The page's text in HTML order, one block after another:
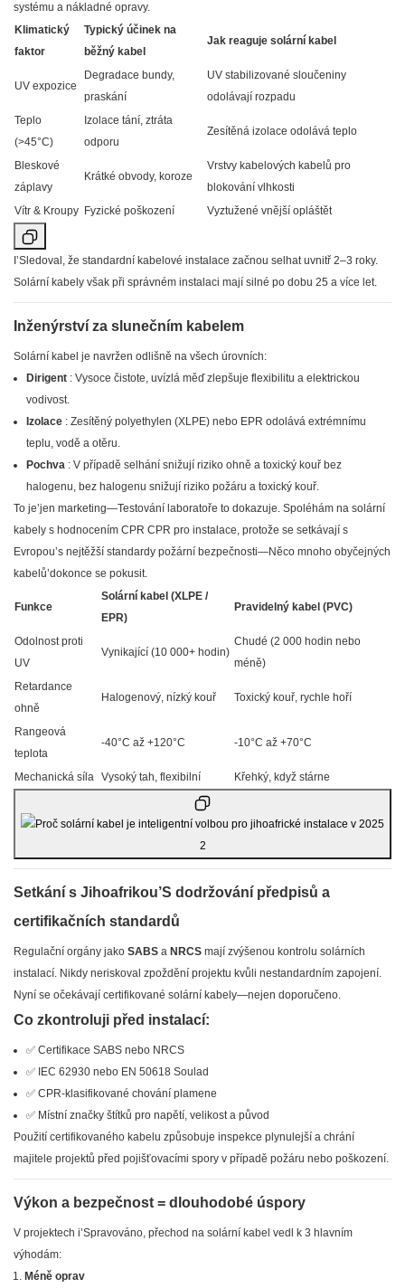
systému a nákladné opravy.
Klimatický
faktor
Typický účinek na
běžný kabel
Jak reaguje solární kabel
UV expozice
Degradace bundy,
praskání
UV stabilizované sloučeniny
odolávají rozpadu
Teplo
(>45°C)
Izolace tání, ztráta
odporu
Zesítěná izolace odolává teplo
Bleskové
záplavy
Krátké obvody, koroze
Vrstvy kabelových kabelů pro
blokování vlhkosti
Vítr & Kroupy Fyzické poškození Vyztužené vnější opláštět
I’Sledoval, že standardní kabelové instalace začnou selhat uvnitř 2–3 roky.
Solární kabely však při správném instalaci mají silné po dobu 25 a více let.
Inženýrství za slunečním kabelem
Solární kabel je navržen odlišně na všech úrovních:
Dirigent : Vysoce čistote, uvízlá měď zlepšuje flexibilitu a elektrickou
vodivost.
Izolace : Zesítěný polyethylen (XLPE) nebo EPR odolává extrémnímu
teplu, vodě a otěru.
Pochva : V případě selhání snižují riziko ohně a toxický kouř bez
halogenu, bez halogenu snižují riziko požáru a toxický kouř.
To je’jen marketing—Testování laboratoře to dokazuje. Spoléhám na solární
kabely s hodnocením CPR CPR pro instalace, protože se setkávají s
Evropou’s nejtěžší standardy požární bezpečnosti—Něco mnoho obyčejných
kabelů’dokonce se pokusit.
Funkce
Solární kabel (XLPE /
EPR)
Pravidelný kabel (PVC)
Odolnost proti
UV
Vynikající (10 000+ hodin)
Chudé (2 000 hodin nebo
méně)
Retardance
ohně
Halogenový, nízký kouř Toxický kouř, rychle hoří
Rangeová
teplota
-40°C až +120°C -10°C až +70°C
Mechanická síla Vysoký tah, flexibilní Křehký, když stárne
Setkání s Jihoafrikou’S dodržování předpisů a
certifikačních standardů
Regulační orgány jako SABS a NRCS mají zvýšenou kontrolu solárních
instalací. Nikdy neriskoval zpoždění projektu kvůli nestandardním zapojení.
Nyní se očekávají certifikované solární kabely—nejen doporučeno.
Co zkontroluji před instalací:
✅ Certifikace SABS nebo NRCS
✅ IEC 62930 nebo EN 50618 Soulad
✅ CPR-klasifikované chování plamene
✅ Místní značky štítků pro napětí, velikost a původ
Použití certifikovaného kabelu způsobuje inspekce plynulejší a chrání
majitele projektů před pojišťovacími spory v případě požáru nebo poškození.
Výkon a bezpečnost = dlouhodobé úspory
V projektech i’Spravováno, přechod na solární kabel vedl k 3 hlavním
výhodám:
Méně oprav